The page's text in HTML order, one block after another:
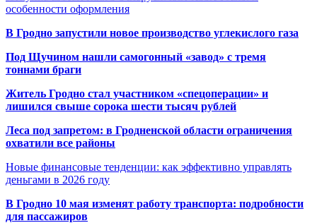
особенности оформления
В Гродно запустили новое производство углекислого газа
Под Щучином нашли самогонный «завод» с тремя
тоннами браги
Житель Гродно стал участником «спецоперации» и
лишился свыше сорока шести тысяч рублей
Леса под запретом: в Гродненской области ограничения
охватили все районы
Новые финансовые тенденции: как эффективно управлять
деньгами в 2026 году
В Гродно 10 мая изменят работу транспорта: подробности
для пассажиров